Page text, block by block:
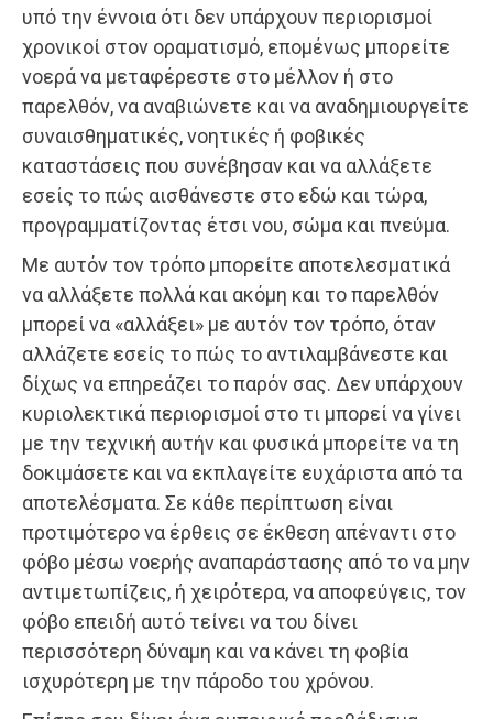
υπό την έννοια ότι δεν υπάρχουν περιορισμοί
χρονικοί στον οραματισμό, επομένως μπορείτε
νοερά να μεταφέρεστε στο μέλλον ή στο
παρελθόν, να αναβιώνετε και να αναδημιουργείτε
συναισθηματικές, νοητικές ή φοβικές
καταστάσεις που συνέβησαν και να αλλάξετε
εσείς το πώς αισθάνεστε στο εδώ και τώρα,
προγραμματίζοντας έτσι νου, σώμα και πνεύμα.
Με αυτόν τον τρόπο μπορείτε αποτελεσματικά
να αλλάξετε πολλά και ακόμη και το παρελθόν
μπορεί να «αλλάξει» με αυτόν τον τρόπο, όταν
αλλάζετε εσείς το πώς το αντιλαμβάνεστε και
δίχως να επηρεάζει το παρόν σας. Δεν υπάρχουν
κυριολεκτικά περιορισμοί στο τι μπορεί να γίνει
με την τεχνική αυτήν και φυσικά μπορείτε να τη
δοκιμάσετε και να εκπλαγείτε ευχάριστα από τα
αποτελέσματα. Σε κάθε περίπτωση είναι
προτιμότερο να έρθεις σε έκθεση απέναντι στο
φόβο μέσω νοερής αναπαράστασης από το να μην
αντιμετωπίζεις, ή χειρότερα, να αποφεύγεις, τον
φόβο επειδή αυτό τείνει να του δίνει
περισσότερη δύναμη και να κάνει τη φοβία
ισχυρότερη με την πάροδο του χρόνου.